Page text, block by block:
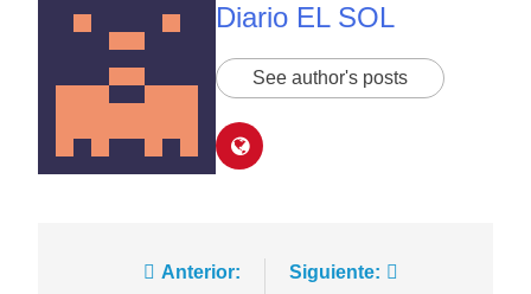
Diario EL SOL
See author's posts
Navegación
Anterior: Siguiente: